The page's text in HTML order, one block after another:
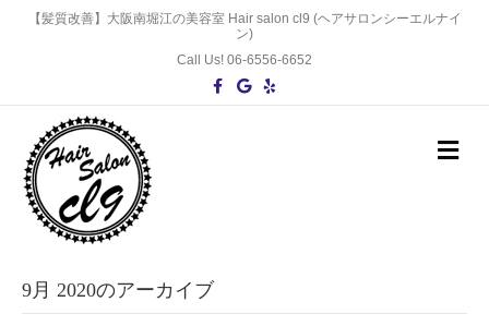
【髪質改善】大阪南堀江の美容室 Hair salon cl9 (ヘアサロンシーエルナイ
ン)
Call Us! 06-6556-6652
c
G
o
l
メ
ニ
9月 2020のアーカイブ